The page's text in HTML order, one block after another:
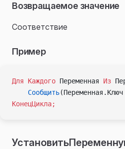
Возвращаемое значение
Соответствие
Пример
Для Каждого Переменная Из
    Сообщить
(Переменная.Ключ
КонецЦикла;